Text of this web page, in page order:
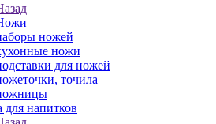
ножей
ножи
для ножей
точила
для напитков